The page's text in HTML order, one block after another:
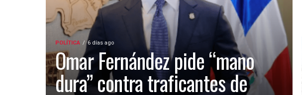
POLÍTICA 6 días ago
Omar Fernández pide “mano
dura” contra traficantes de